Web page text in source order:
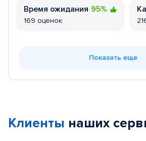
Время ожидания 95%
169 оценок
Показать еще
Клиенты наших